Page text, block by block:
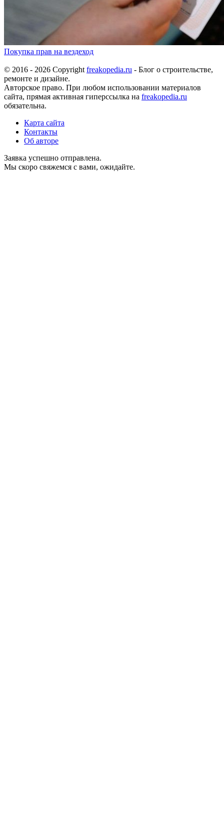
Покупка прав на вездеход
© 2016 - 2026 Copyright freakopedia.ru - Блог о строительстве,
ремонте и дизайне.
Авторское право. При любом использовании материалов
сайта, прямая активная гиперссылка на freakopedia.ru
обязательна.
Карта сайта
Контакты
Об авторе
Заявка успешно отправлена.
Мы скоро свяжемся с вами, ожидайте.